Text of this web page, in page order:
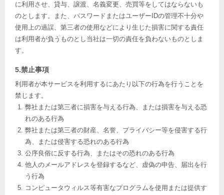
に利用させ、貸与、譲渡、名義変更、売買等をしてはならないも
のとします。また、パスワードまたはユーザーIDの管理不十分や
使用上の過誤、第三者の使用などにより生じた損害に関する責任
は利用者が負うものとし当社は一切の責任を負わないものとしま
す。
5.禁止事項
利用者が本サービスを利用するにあたり以下の行為を行うことを
禁じます。
弊社または第三者に損害を与える行為、または損害を与える恐
れのある行為
弊社または第三者の財産、名誉、プライバシー等を侵害する行
為、または侵害する恐れのある行為
公序良俗に反する行為、またはその恐れのある行為
他人のメールアドレスを登録するなど、虚偽の申告、届出を行
う行為
コンピュータウィルス等有害なプログラムを使用または提供す